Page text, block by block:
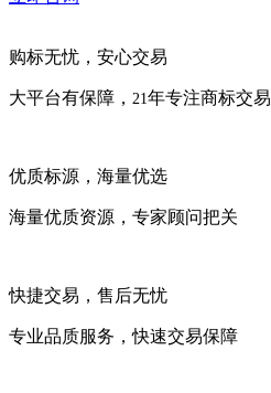
购标无忧，安心交易
大平台有保障， 21 年专注商标交易
优质标源，海量优选
海量优质资源，专家顾问把关
快捷交易，售后无忧
专业品质服务，快速交易保障